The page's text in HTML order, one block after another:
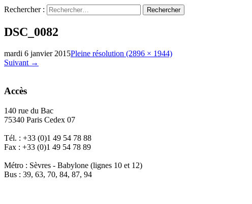
Rechercher :
DSC_0082
mardi 6 janvier 2015Pleine résolution (2896 × 1944)
Suivant →
Accès
140 rue du Bac
75340 Paris Cedex 07
Tél. : +33 (0)1 49 54 78 88
Fax : +33 (0)1 49 54 78 89
Métro : Sèvres - Babylone (lignes 10 et 12)
Bus : 39, 63, 70, 84, 87, 94